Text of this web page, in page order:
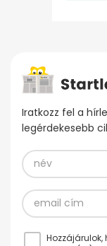
Iratkozz fel a
legérdekesebb